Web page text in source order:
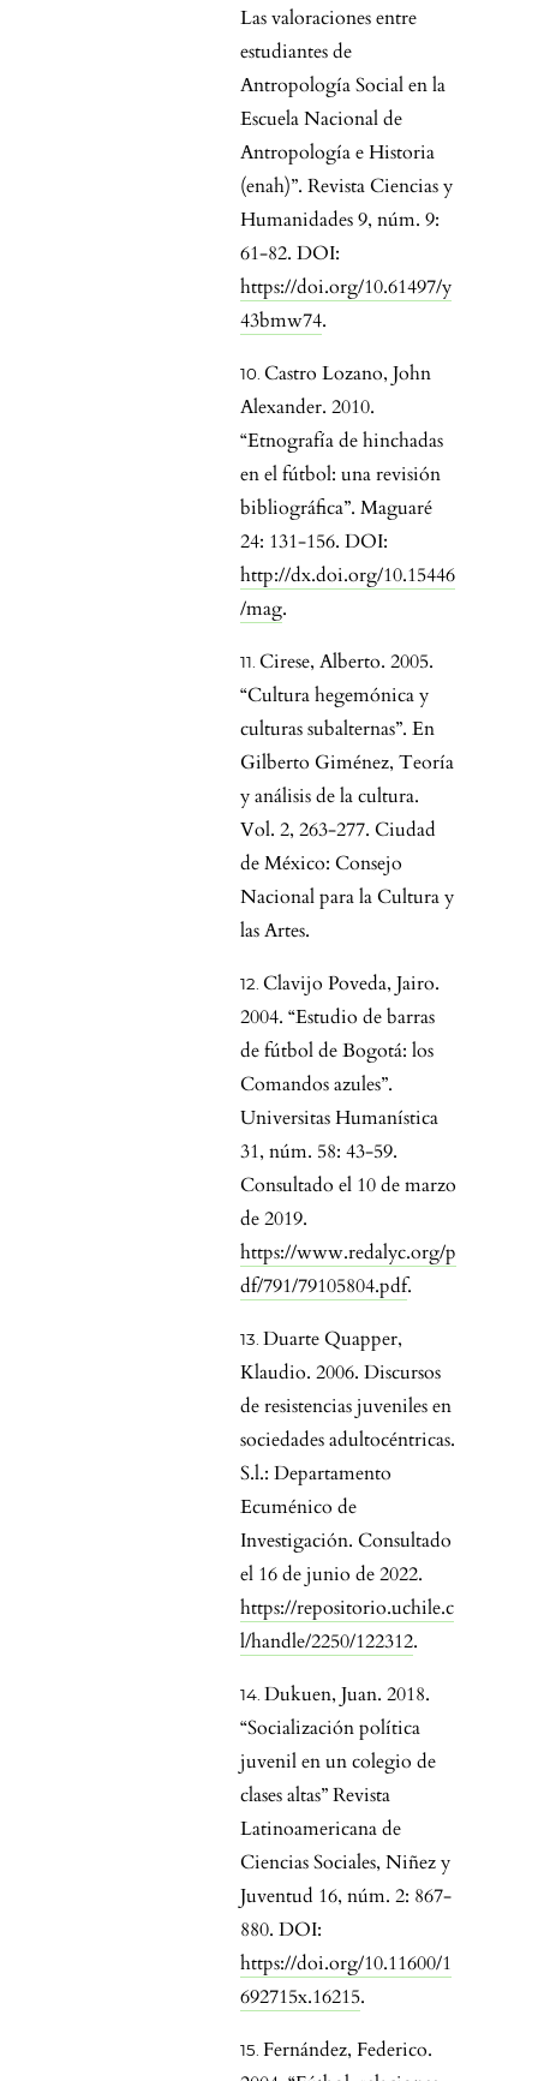
Las valoraciones entre
estudiantes de
Antropología Social en la
Escuela Nacional de
Antropología e Historia
(enah)”. Revista Ciencias y
Humanidades 9, núm. 9:
61-82. DOI:
https://doi.org/10.61497/y
43bmw74.
Castro Lozano, John
Alexander. 2010.
“Etnografía de hinchadas
en el fútbol: una revisión
bibliográfica”. Maguaré
24: 131-156. DOI:
http://dx.doi.org/10.15446
/mag.
Cirese, Alberto. 2005.
“Cultura hegemónica y
culturas subalternas”. En
Gilberto Giménez, Teoría
y análisis de la cultura.
Vol. 2, 263-277. Ciudad
de México: Consejo
Nacional para la Cultura y
las Artes.
Clavijo Poveda, Jairo.
2004. “Estudio de barras
de fútbol de Bogotá: los
Comandos azules”.
Universitas Humanística
31, núm. 58: 43-59.
Consultado el 10 de marzo
de 2019.
https://www.redalyc.org/p
df/791/79105804.pdf.
Duarte Quapper,
Klaudio. 2006. Discursos
de resistencias juveniles en
sociedades adultocéntricas.
S.l.: Departamento
Ecuménico de
Investigación. Consultado
el 16 de junio de 2022.
https://repositorio.uchile.c
l/handle/2250/122312.
Dukuen, Juan. 2018.
“Socialización política
juvenil en un colegio de
clases altas” Revista
Latinoamericana de
Ciencias Sociales, Niñez y
Juventud 16, núm. 2: 867-
880. DOI:
https://doi.org/10.11600/1
692715x.16215.
Fernández, Federico.